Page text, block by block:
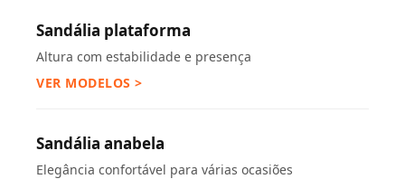
Sandália plataforma
Altura com estabilidade e presença
VER MODELOS >
Sandália anabela
Elegância confortável para várias ocasiões